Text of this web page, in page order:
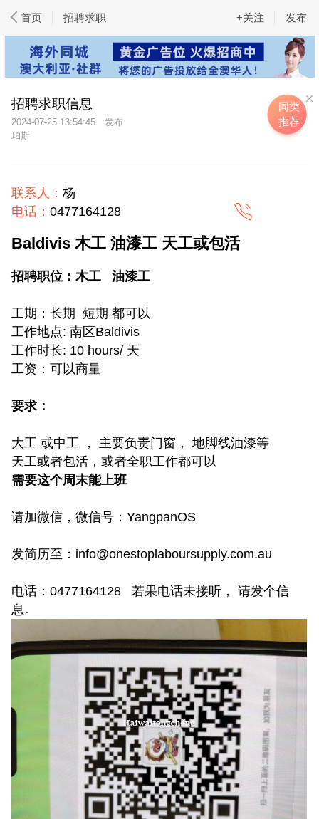
首页 招聘求职 发布
+关注
招聘求职信息
2024-07-25 13:54:45
珀斯
联系人： 杨
电话： 0477164128
Baldivis 木工 油漆工 天工或包活
招聘职位：木工 油漆工
工期：长期 短期 都可以
工作地点: 南区Baldivis
工作时长: 10 hours/ 天
工资：可以商量
要求：
大工 或中工 ， 主要负责门窗， 地脚线油漆等
天工或者包活，或者全职工作都可以
需要这个周末能上班
请加微信，微信号：YangpanOS
发简历至：info@onestoplaboursupply.com.au
电话：0477164128 若果电话未接听， 请发个信
息。
同类
推荐